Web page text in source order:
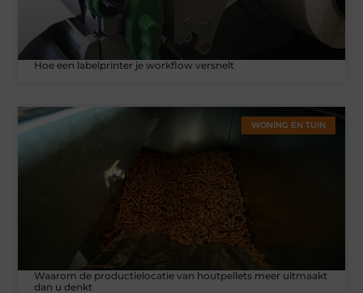
Hoe een labelprinter je workflow versnelt
WONING EN TUIN
Waarom de productielocatie van houtpellets meer uitmaakt
dan u denkt